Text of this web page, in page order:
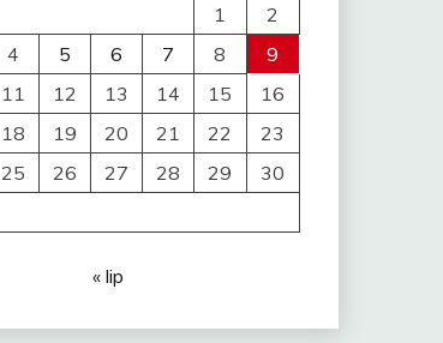
1
2
4 5 6 7 8
9
11 12 13 14 15
16
18 19 20 21 22
23
25 26 27 28 29
30
« lip